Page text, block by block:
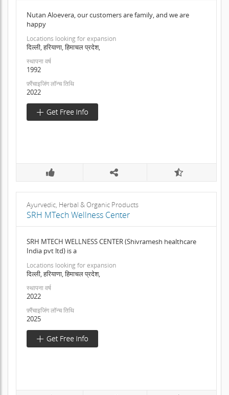
Nutan Aloevera, our customers are family, and we are
happy
Locations looking for expansion
दिल्ली, हरियाणा, हिमाचल प्रदेश,
स्थापना वर्ष
1992
फ़्रैंचाइजिंग लॉन्च तिथि
2022
Ayurvedic, Herbal & Organic Products
SRH MTech Wellness Center
SRH MTECH WELLNESS CENTER (Shivramesh healthcare
India pvt ltd) is a
Locations looking for expansion
दिल्ली, हरियाणा, हिमाचल प्रदेश,
स्थापना वर्ष
2022
फ़्रैंचाइजिंग लॉन्च तिथि
2025